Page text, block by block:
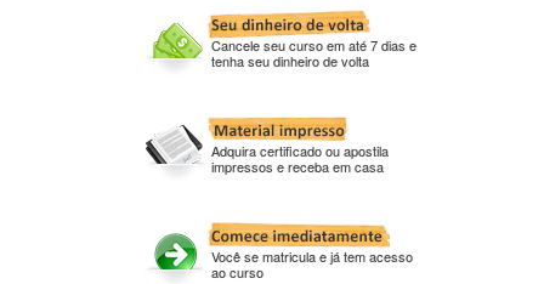
Cancele seu curso em até 7 dias e
tenha seu dinheiro de volta
Adquira certificado ou apostila
impressos e receba em casa
Você se matricula e já tem acesso
ao curso